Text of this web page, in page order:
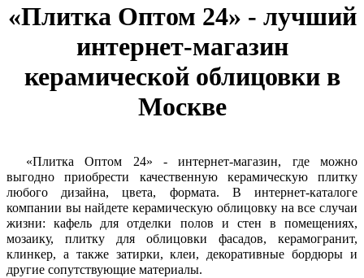
«Плитка Оптом 24» - лучший
интернет-магазин
керамической облицовки в
Москве
«Плитка Оптом 24» - интернет-магазин, где можно
выгодно приобрести качественную керамическую плитку
любого дизайна, цвета, формата. В интернет-каталоге
компании вы найдете керамическую облицовку на все случаи
жизни: кафель для отделки полов и стен в помещениях,
мозаику, плитку для облицовки фасадов, керамогранит,
клинкер, а также затирки, клеи, декоративные бордюры и
другие сопутствующие материалы.